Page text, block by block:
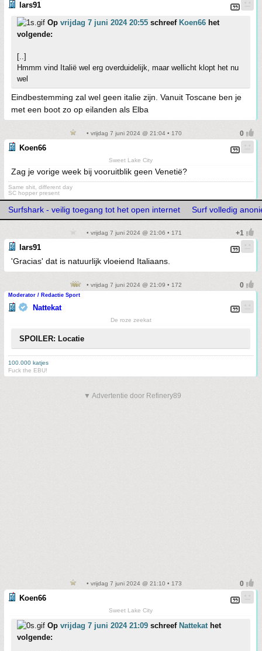
lars91
Op vrijdag 7 juni 2024 20:55 schreef Koen66 het
volgende:
[..]
Hmmm vind Italië wel erg overduidelijk, maar wellicht klopt het nu
wel
Eindbestemming zal wel geen italie zijn. Vanuit Toscane ben je
met een boot zo op eilanden als Elba
• vrijdag 7 juni 2024 @ 21:04 • 170
Koen66
Sweet Lake City
Zag je vorige week bij vooruitblik geen Venetië?
Same shit, different day
SC hopper present
Surfshark - veilig toegang tot het open internet Surf volledig
• vrijdag 7 juni 2024 @ 21:06 • 171
lars91
'Gracias' dat is natuurlijk vloeiend Italiaans.
• vrijdag 7 juni 2024 @ 21:09 • 172
Moderator / Redactie Sport
Nattekat
De roze zeekat
SPOILER: Locatie
100.000 katjes
Fuck the EBU!
▼ Advertentie door Refinery89
• vrijdag 7 juni 2024 @ 21:10 • 173
Koen66
Sweet Lake City
Op vrijdag 7 juni 2024 21:09 schreef Nattekathet
volgende: